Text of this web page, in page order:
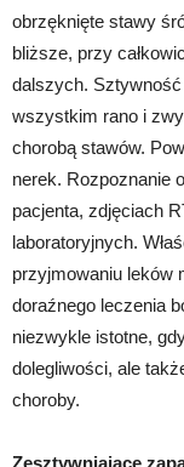
obrzęknięte stawy
bliższe, przy
dalszych.
wszystkim rano i
chorobą stawów.
nerek. Rozpoznanie
pacjenta, zdjęciach
laboratoryjnych.
przyjmowaniu leków
doraźnego leczenia
niezwykle istotne,
dolegliwości, ale
choroby.